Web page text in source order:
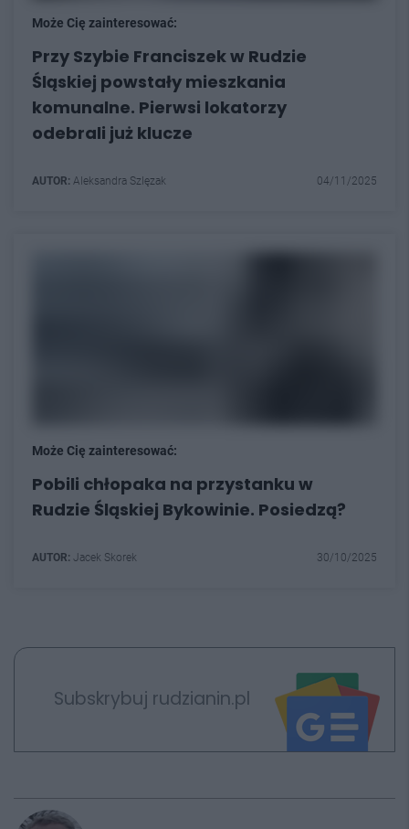
Może Cię zainteresować:
Przy Szybie Franciszek w Rudzie
Śląskiej powstały mieszkania
komunalne. Pierwsi lokatorzy
odebrali już klucze
AUTOR: Aleksandra Szlęzak 04/11/2025
Może Cię zainteresować:
Pobili chłopaka na przystanku w
Rudzie Śląskiej Bykowinie. Posiedzą?
AUTOR: Jacek Skorek 30/10/2025
Subskrybuj rudzianin.pl